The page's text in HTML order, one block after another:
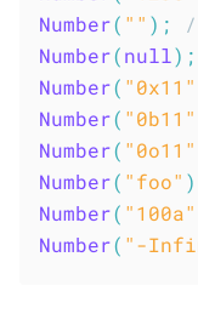
Number( "" ) ;
Number(null) ;
Number( "0x11"
Number( "0b11"
Number( "0o11"
Number( "foo" )
Number( "100a"
Number( "-